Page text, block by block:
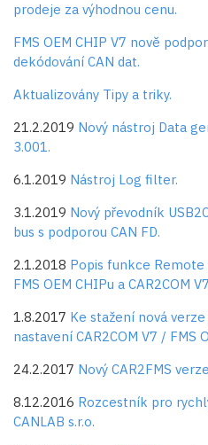
prodeje za výhodnou cenu.
FMS OEM CHIP V7 nově
dekódování CAN dat.
Aktualizovány Tipy a triky.
21.2.2019 Nový nástroj Data
3.001.
6.1.2019 Nástroj Log filter.
3.1.2019 Nový převodník
bus s podporou CAN FD.
2.1.2018 Popis funkce
FMS OEM CHIPu a CAR2COM
1.8.2017 Ke stažení nová
nastavení CAR2COM V7 / FMS
24.2.2017 Nový CAR2FMS
8.12.2016 Rozcestník pro
CANLAB s.r.o.